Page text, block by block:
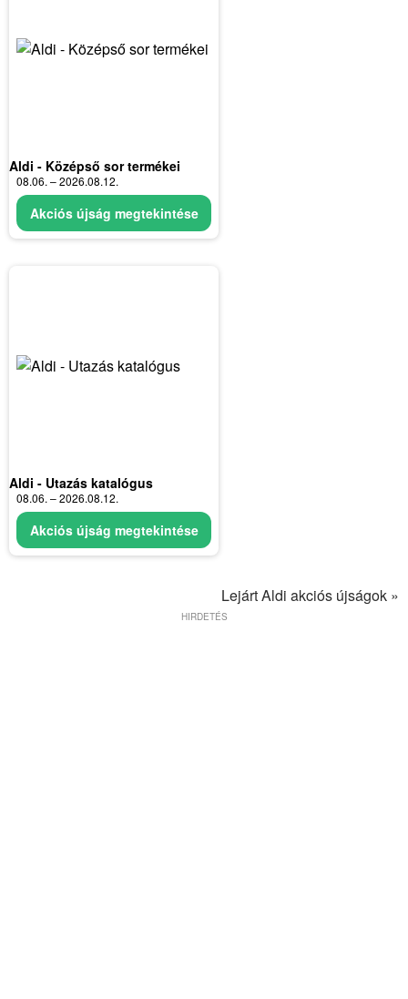
Aldi - Középső sor termékei
08.06. – 2026.08.12.
Akciós újság megtekintése
Aldi - Utazás katalógus
08.06. – 2026.08.12.
Akciós újság megtekintése
Lejárt Aldi akciós újságok »
HIRDETÉS